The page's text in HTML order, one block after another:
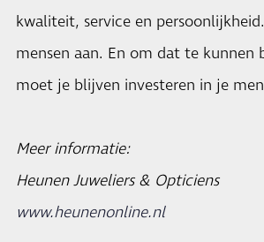
kwaliteit, service en
mensen aan. En om dat te kunnen
moet je blijven investeren in je
Meer informatie:
Heunen Juweliers & Opticiens
www.heunenonline.nl